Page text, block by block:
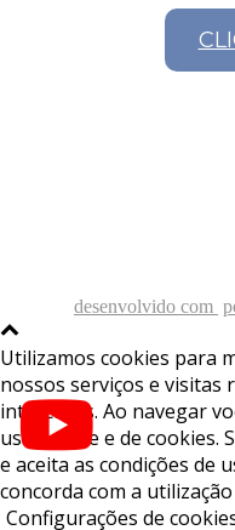
desenvolvido com
Utilizamos cookies para
nossos serviços e visitas
interesses. Ao navegar
uso do site e de cookies.
e aceita as condições de
concorda com a
Configurações de